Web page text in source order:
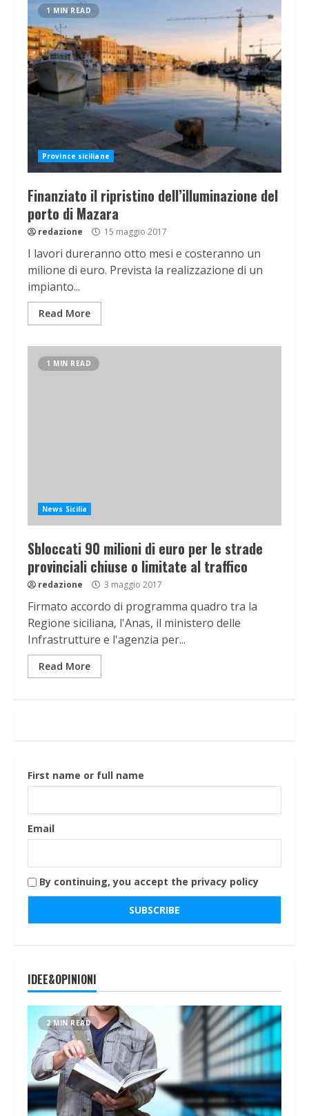
1 MIN READ
Province siciliane
Finanziato il ripristino dell’illuminazione del
porto di Mazara
redazione 15 maggio 2017
I lavori dureranno otto mesi e costeranno un
milione di euro. Prevista la realizzazione di un
impianto...
Read More
1 MIN READ
News Sicilia
Sbloccati 90 milioni di euro per le strade
provinciali chiuse o limitate al traffico
redazione 3 maggio 2017
Firmato accordo di programma quadro tra la
Regione siciliana, l'Anas, il ministero delle
Infrastrutture e l'agenzia per...
Read More
First name or full name
Email
By continuing, you accept the privacy policy
IDEE&OPINIONI
2 MIN READ